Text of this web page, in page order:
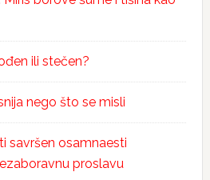
ili stečen?
nego što se misli
savršen osamnaesti
proslavu